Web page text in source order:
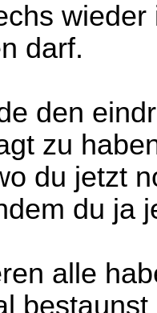
darf.
den
zu
du jetzt
du ja
alle